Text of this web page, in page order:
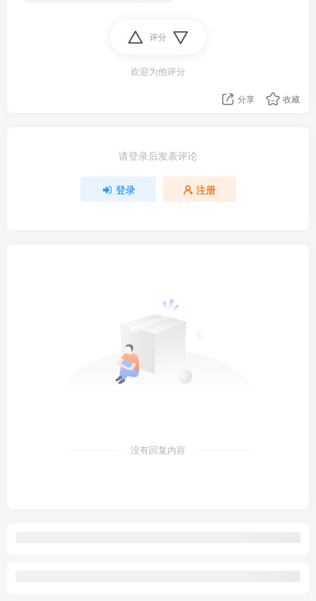
评分
欢迎为他评分
分享 收藏
请登录后发表评论
登录 注册
没有回复内容